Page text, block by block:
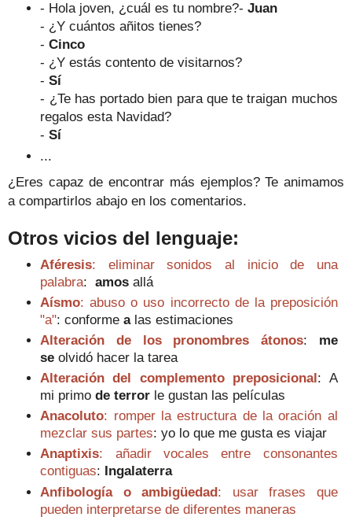
- Hola joven, ¿cuál es tu nombre?-Juan
- ¿Y cuántos añitos tienes?
-Cinco
- ¿Y estás contento de visitarnos?
-Sí
- ¿Te has portado bien para que te traigan muchos
regalos esta Navidad?
-Sí
...
¿Eres capaz de encontrar más ejemplos? Te animamos
a compartirlos abajo en los comentarios.
Otros vicios del lenguaje:
Aféresis: eliminar sonidos al inicio de una
palabra:amosallá
Aísmo: abuso o uso incorrecto de la preposición
"a": conformea las estimaciones
Alteración de los pronombres átonos: me
se olvidó hacer la tarea
Alteración del complemento preposicional: A
mi primo de terror le gustan las películas
Anacoluto: romper la estructura de la oración al
mezclar sus partes:yo lo que me gusta es viajar
Anaptixis: añadir vocales entre consonantes
contiguas:
Ingalaterra
Anfibología o ambigüedad: usar frases que
pueden interpretarse de diferentes maneras